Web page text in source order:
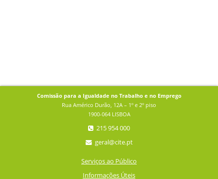
Comissão para a Igualdade no Trabalho e no Emprego
Rua Américo Durão, 12A – 1º e 2º piso
1900-064 LISBOA
215 954 000
geral@cite.pt
Serviços ao Público
Informações Úteis